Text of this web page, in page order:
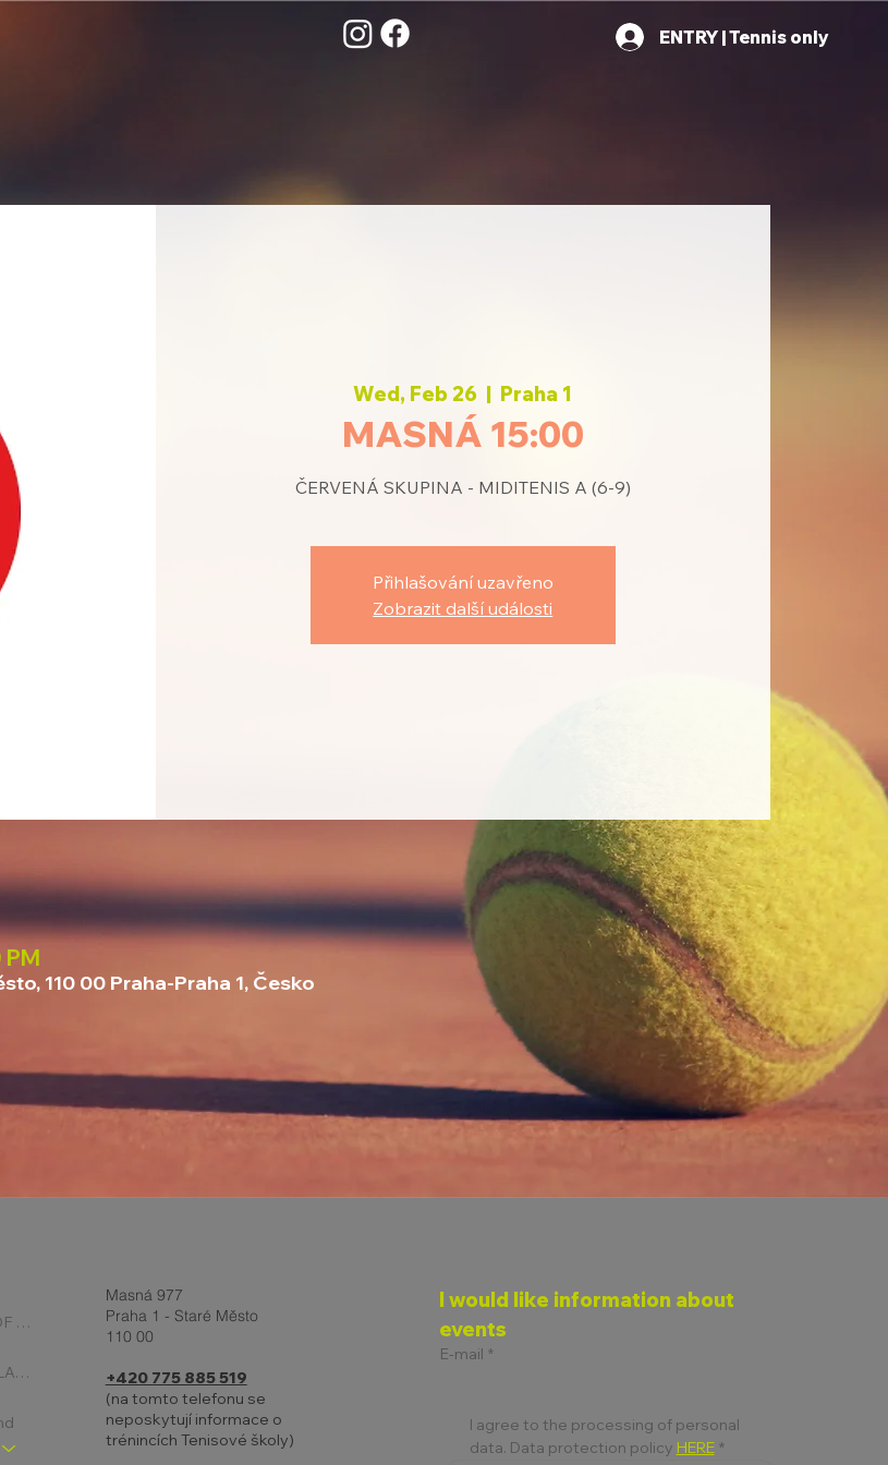
ENTRY | Tennis only
Wed, Feb 26
  |
Praha 1
MASNÁ 15:00
ČERVENÁ SKUPINA - MIDITENIS A (6-9)
Přihlašování uzavřeno
Zobrazit další události
110 00 Praha-Praha 1, Česko
ONLINE RESERVATION OF COURTS
BOOKING AND CANCELLATION
Masná 977
Praha 1 - Staré Město
110 00
+420 775 885 519
(na tomto telefonu se
neposkytují informace o
trénincích Tenisové školy)
I would like information about
events
E-mail *
I agree to the processing of personal
data. Data protection policy HERE *